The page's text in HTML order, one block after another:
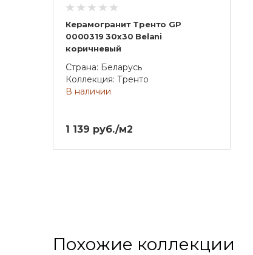
Керамогранит Тренто GP
0000319 30х30 Belani
коричневый
Страна: Беларусь
Коллекция: Тренто
В наличии
1 139 руб./м2
Похожие коллекции